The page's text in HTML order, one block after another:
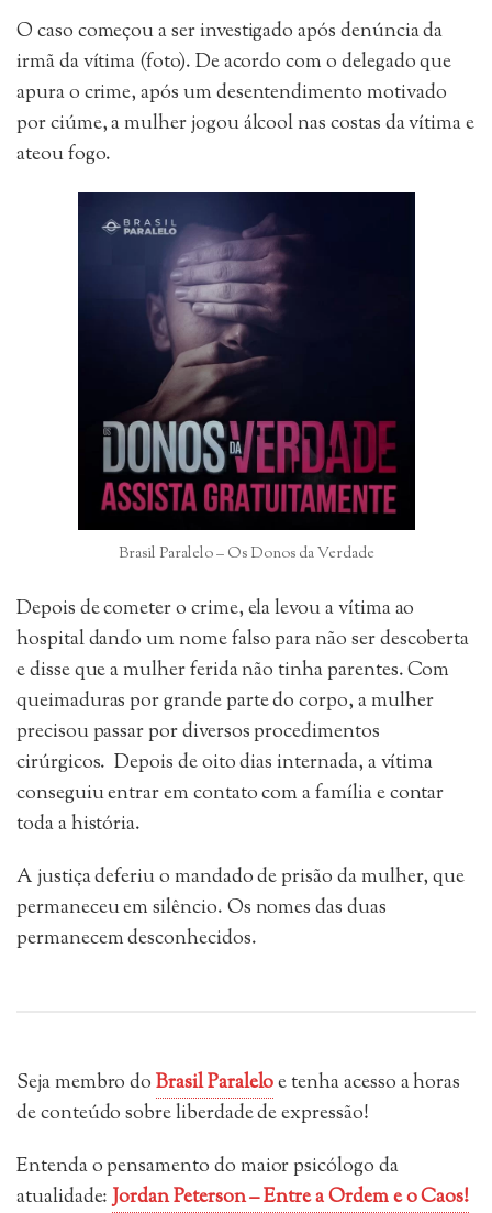
O caso começou a ser investigado após denúncia da
irmã da vítima (foto). De acordo com o delegado que
apura o crime, após um desentendimento motivado
por ciúme, a mulher jogou álcool nas costas da vítima e
ateou fogo.
Brasil Paralelo – Os Donos da Verdade
Depois de cometer o crime, ela levou a vítima ao
hospital dando um nome falso para não ser descoberta
e disse que a mulher ferida não tinha parentes. Com
queimaduras por grande parte do corpo, a mulher
precisou passar por diversos procedimentos
cirúrgicos. Depois de oito dias internada, a vítima
conseguiu entrar em contato com a família e contar
toda a história.
A justiça deferiu o mandado de prisão da mulher, que
permaneceu em silêncio. Os nomes das duas
permanecem desconhecidos.
Seja membro doBrasil Paraleloe tenha acesso a horas
de conteúdo sobre liberdade de expressão!
Entenda o pensamento do maior psicólogo da
atualidade:Jordan Peterson – Entre a Ordem e o Caos!